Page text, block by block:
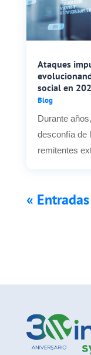
Ataques
social en
Blog
Durante
desconfía de
remitentes
«